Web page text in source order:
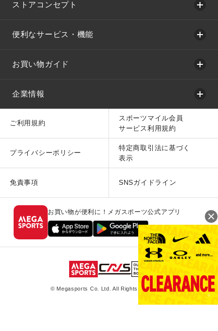
ストアコンセプト
便利なサービス・機能
お買い物ガイド
企業情報
ご利用規約
スポーツマイル会員
サービス利用規約
プライバシーポリシー
特定商取引法に基づく
表示
免責事項 SNSガイドライン
お買い物が便利に！メガスポーツ公式アプリ
© Megasports Co. Ltd. All Rights Reserved.